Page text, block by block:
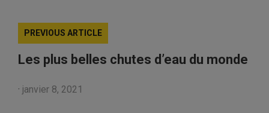
PREVIOUS ARTICLE
Les plus belles chutes d’eau du monde
· janvier 8, 2021